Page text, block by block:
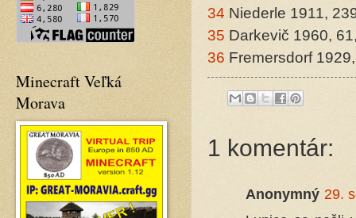
34 Niederle 1911,
35 Darkevič 1960,
36 Fremersdorf
1 komentár:
Anonymný 29.
Minecraft Veľká
Morava